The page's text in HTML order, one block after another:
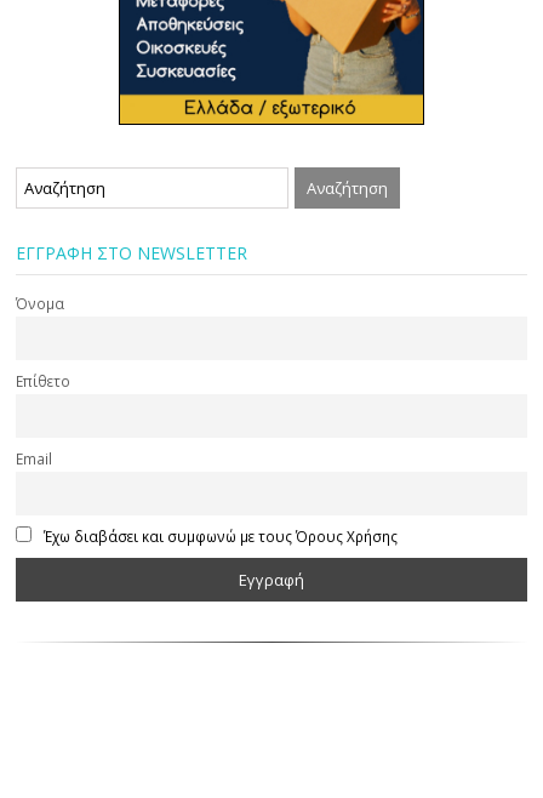
ΕΓΓΡΑΦΗ ΣΤΟ NEWSLETTER
Όνομα
Επίθετο
Email
Έχω διαβάσει και συμφωνώ με τους Όρους Χρήσης